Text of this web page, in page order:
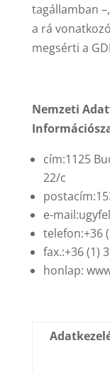
tagállamban
a rá
megsérti a
Nemzeti
cím:1125
22/c
e-
telefon:+36
fax.:+36 (1)
honlap: